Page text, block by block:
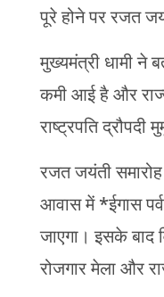
पूरे होने पर रजत
मुख्यमंत्री धामी ने
कमी आई है और
राष्ट्रपति
रजत जयंती
आवास में *ईगास
जाएगा। इसके बाद
रोजगार मेला और